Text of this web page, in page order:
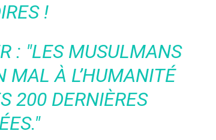
!
: "LES MUSULMANS
MAL À L’HUMANITÉ
200 DERNIÈRES